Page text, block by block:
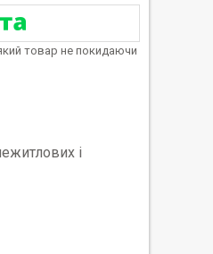
товар не покидаючи
і